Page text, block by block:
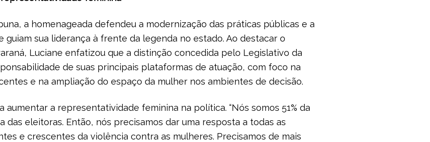
a homenageada defendeu a modernização das práticas públicas e a
guiam sua liderança à frente da legenda no estado. Ao destacar o
Luciane enfatizou que a distinção concedida pelo Legislativo da
de suas principais plataformas de atuação, com foco na
e na ampliação do espaço da mulher nos ambientes de decisão.
aumentar a representatividade feminina na política. “Nós somos 51% da
das eleitoras. Então, nós precisamos dar uma resposta a todas as
e crescentes da violência contra as mulheres. Precisamos de mais